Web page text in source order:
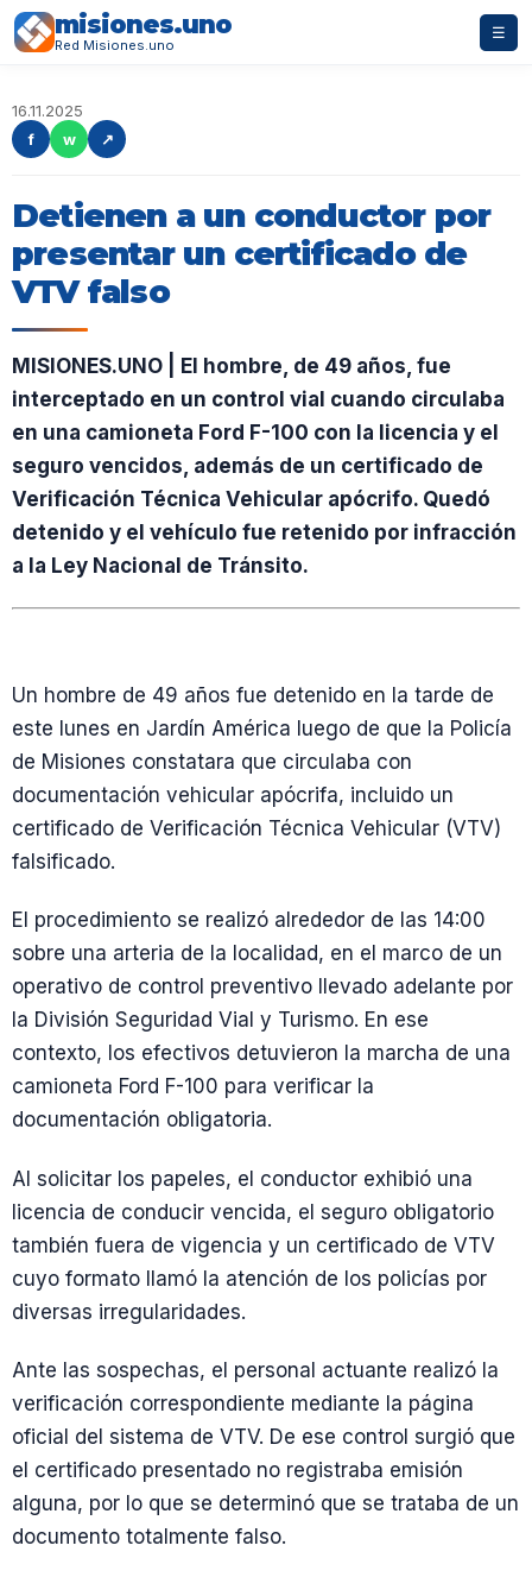
misiones.uno
Red Misiones.uno
☰
16.11.2025
f
w ↗
Detienen a un conductor por
presentar un certificado de
VTV falso
MISIONES.UNO | El hombre, de 49 años, fue
interceptado en un control vial cuando circulaba
en una camioneta Ford F-100 con la licencia y el
seguro vencidos, además de un certificado de
Verificación Técnica Vehicular apócrifo. Quedó
detenido y el vehículo fue retenido por infracción
a la Ley Nacional de Tránsito.
Un hombre de 49 años fue detenido en la tarde de
este lunes en Jardín América luego de que la Policía
de Misiones constatara que circulaba con
documentación vehicular apócrifa, incluido un
certificado de Verificación Técnica Vehicular (VTV)
falsificado.
El procedimiento se realizó alrededor de las 14:00
sobre una arteria de la localidad, en el marco de un
operativo de control preventivo llevado adelante por
la División Seguridad Vial y Turismo. En ese
contexto, los efectivos detuvieron la marcha de una
camioneta Ford F-100 para verificar la
documentación obligatoria.
Al solicitar los papeles, el conductor exhibió una
licencia de conducir vencida, el seguro obligatorio
también fuera de vigencia y un certificado de VTV
cuyo formato llamó la atención de los policías por
diversas irregularidades.
Ante las sospechas, el personal actuante realizó la
verificación correspondiente mediante la página
oficial del sistema de VTV. De ese control surgió que
el certificado presentado no registraba emisión
alguna, por lo que se determinó que se trataba de un
documento totalmente falso.